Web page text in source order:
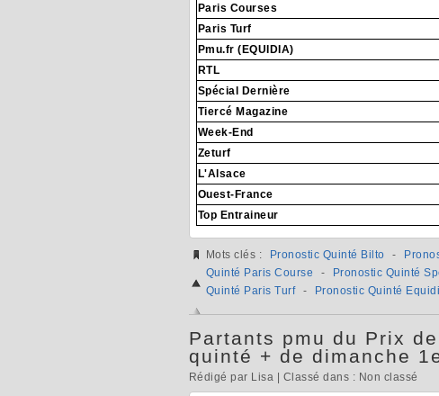
Paris Courses
Paris Turf
Pmu.fr (EQUIDIA)
RTL
Spécial Dernière
Tiercé Magazine
Week-End
Zeturf
L'Alsace
Ouest-France
Top Entraineur
Mots clés : Pronostic Quinté Bilto -
Quinté Paris Course
- Pronostic Quinté
Quinté Paris Turf
- Pronostic Quinté
Partants pmu du Prix
quinté + de dimanche
Rédigé par Lisa | Classé dans : Non classé